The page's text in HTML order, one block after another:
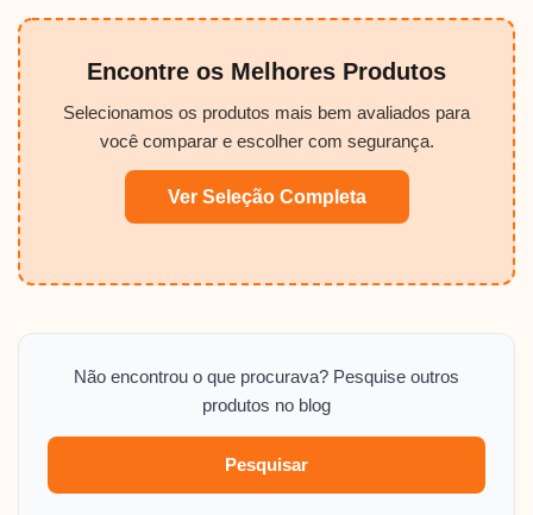
Encontre os Melhores Produtos
Selecionamos os produtos mais bem avaliados para
você comparar e escolher com segurança.
Ver Seleção Completa
Não encontrou o que procurava? Pesquise outros
produtos no blog
Pesquisar